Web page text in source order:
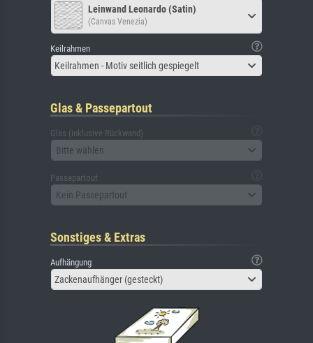
Leinwand Leonardo (Satin)
(Canvas Venezia)
Keilrahmen
Keilrahmen - Motiv seitlich gespiegelt
Glas & Passepartout
Glas (inklusive Rückwand)
Bitte wählen
Passepartout
Kein Passepartout
Sonstiges & Extras
Aufhängung
Zackenaufhänger (gesteckt)